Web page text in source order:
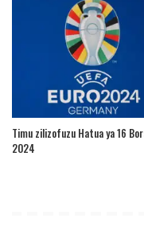
Timu zilizofuzu Hatua ya 16
2024